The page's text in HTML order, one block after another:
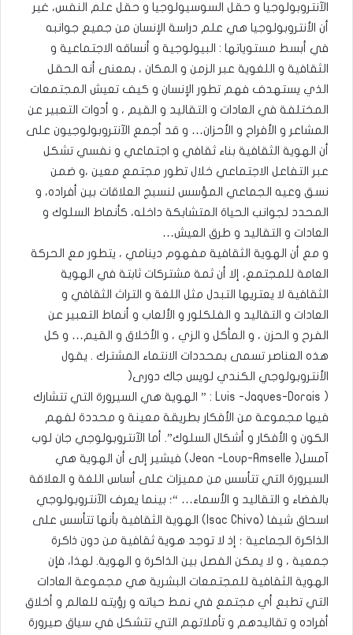
الآنتروبولوجيا و حقل السوسيولوجيا و حقل علم النفس، غير
أن الأنتروبولوجيا هي علم دراسة الإنسان من جميع جوانبه
في أبسط مستوياتها : البيولوجية و أنساقه الاجتماعية و
الثقافية و اللغوية عبر الزمن و المكان ، بمعنى أنه الحقل
الذي يستهدف فهم تطور الإنسان و كيف تعيش المجتمعات
المختلفة في العادات و التقاليد و القيم ، و أدوات التعبير عن
المشاعر و الأفراح و الأحزان… و قد أجمع الآنتروبولوجيون على
أن الهوية الثقافية بناء ثقافي و اجتماعي و نفسي تشكل
عبر التفاعل الاجتماعي خلال تطور مجتمع معين ،و ضمن
نسق وعيه الجماعي المؤسس لنسبج العلاقات بين أفراده، و
المحدد لجوانب الحياة المتشابكة داخله، كأنماط السلوك و
العادات و التقاليد و طرق العيش…
و مع أن الهوية الثقافية مفهوم دينامي ، يتطور مع الحركة
العامة للمجتمع، إلا أن ثمة مشتركات ثابتة في الهوية
الثقافية لا يعتريها التبدل مثل اللغة و التراث الثقافي و
العادات و التقاليد و الفلكلور و الألعاب و أنماط التعبير عن
الفرح و الحزن ، و المأكل و الزي ، و الأخلاق و القيم… و كل
هذه العناصر تسمى بمحددات الانتماء المشترك . يقول
الأنتروبولوجي الكندي لويس جاك دورى(
( Luis -Jaques-Dorais : ” الهوية هي السيرورة التي تتشارك
فيها مجموعة من الأفكار بطريقة معينة و محددة لفهم
الكون و الأفكار و أشكال السلوك”. أما الآنتروبولوجي جان لوب
آمسل( Jean -Loup-Amselle) فيشير إلى أن الهوية هي
السيرورة التي تتأسس من مميزات على أساس اللغة و العلاقة
بالفضاء و التقاليد و الأسماء… “؛ بينما يعرف الآنتروبولوجي
اسحاق شيفا (Isac Chiva) الهوية الثقافية بأنها تتأسس على
الذاكرة الجماعية ؛ إذ لا توجد هوية ثقافية من دون ذاكرة
جمعية ، و لا يمكن الفصل بين الذاكرة و الهوية. لهذا، فإن
الهوية الثقافية للمجتمعات البشرية هي مجموعة العادات
التي تطبع أي مجتمع في نمط حياته و رؤيته للعالم و أخلاق
أفراده و تقاليدهم و تأملاتهم التي تتشكل في سياق صيرورة